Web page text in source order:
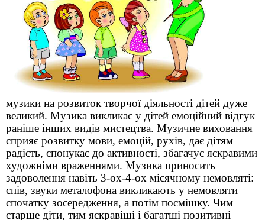
музики на розвиток творчої діяльності дітей дуже
великий. Музика викликає у дітей емоційний відгук
раніше інших видів мистецтва. Музичне виховання
сприяє розвитку мови, емоцій, рухів, дає дітям
радість, спонукає до активності, збагачує яскравими
художніми враженнями. Музика приносить
задоволення навіть 3-ох-4-ох місячному немовляті:
спів, звуки металофона викликають у немовляти
спочатку зосередження, а потім посмішку. Чим
старше діти, тим яскравіші і багатші позитивні